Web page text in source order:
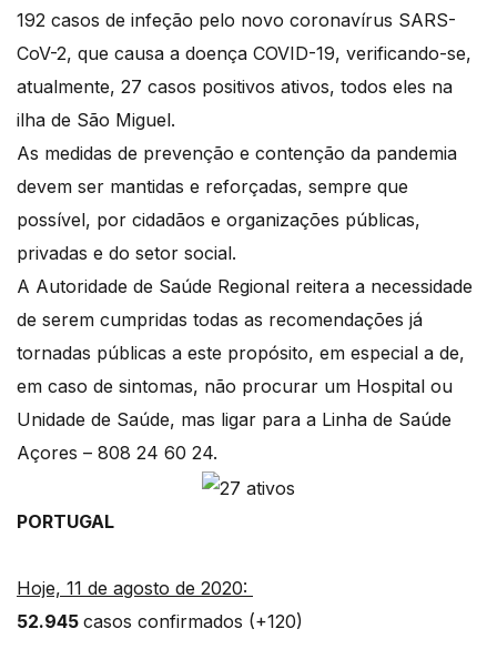
192 casos de infeção pelo novo coronavírus SARS-
CoV-2, que causa a doença COVID-19, verificando-se,
atualmente, 27 casos positivos ativos, todos eles na
ilha de São Miguel.
As medidas de prevenção e contenção da pandemia
devem ser mantidas e reforçadas, sempre que
possível, por cidadãos e organizações públicas,
privadas e do setor social.
A Autoridade de Saúde Regional reitera a necessidade
de serem cumpridas todas as recomendações já
tornadas públicas a este propósito, em especial a de,
em caso de sintomas, não procurar um Hospital ou
Unidade de Saúde, mas ligar para a Linha de Saúde
Açores – 808 24 60 24.
PORTUGAL
Hoje, 11 de agosto de 2020:
52.945 casos confirmados (+120)